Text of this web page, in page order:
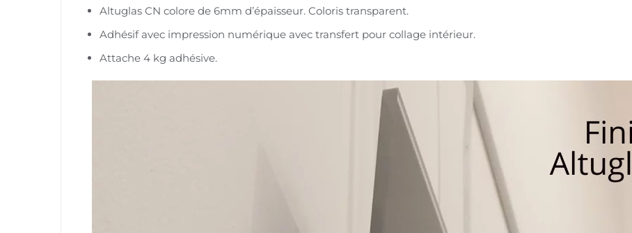
Altuglas CN colore de 6mm d’épaisseur. Coloris transparent.
Adhésif avec impression numérique avec transfert pour collage intérieur.
Attache 4 kg adhésive.